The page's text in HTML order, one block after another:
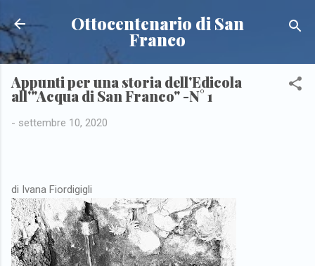
Passa ai contenuti principali
Ottocentenario di San
Franco
Appunti per una storia dell'Edicola
all'"Acqua di San Franco" -N° 1
- settembre 10, 2020
di Ivana Fiordigigli